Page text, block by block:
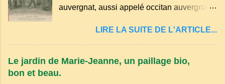
auvergnat, aussi appelé occitan auvergnat ,
principalement en Auvergne et dans
certaines parties du Massif central . Il
et est classé parmi les dialectes du nord-
LIRE LA SUITE DE L'ARTICLE...
Le jardin de Marie-Jeanne, un paillage bio,
bon et beau.